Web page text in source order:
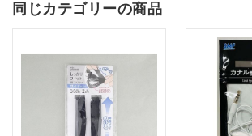
同じカテゴリーの商品